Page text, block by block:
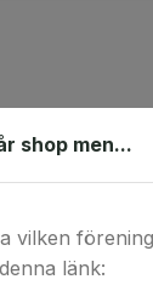
shop men...
vilken
länk: